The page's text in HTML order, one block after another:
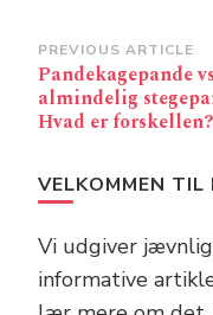
Post
Navigation
PREVIOUS ARTICLE
Pandekagepande
almindelig
Hvad er forskellen?
VELKOMMEN TIL
Vi udgiver
informative